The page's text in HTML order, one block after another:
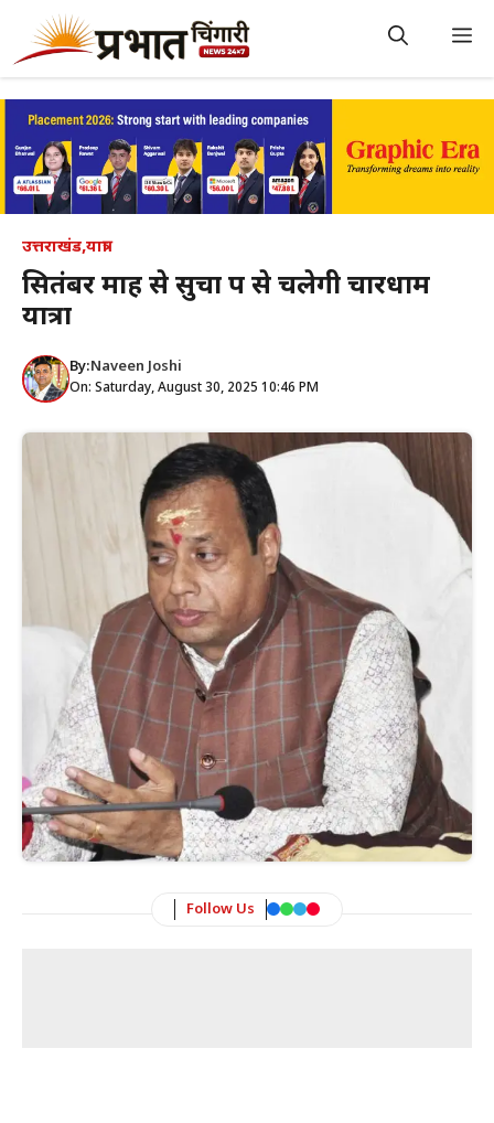
content
उत्तराखंड,यात्रा
सितंबर माह से सुचारू रूप से चलेगी चारधाम
यात्रा
By:Naveen Joshi
On: Saturday, August 30, 2025 10:46 PM
Follow Us